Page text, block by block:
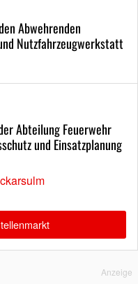
Abwehrenden
Nutzfahrzeugwerkstatt
Abteilung Feuerwehr
und Einsatzplanung
Anzeige